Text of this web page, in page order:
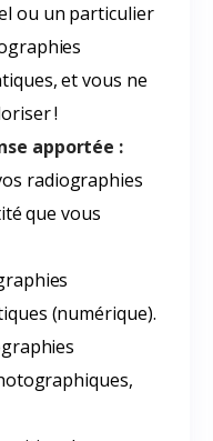
ou un particulier
et vous ne
!
apportée :
radiographies
que vous
(numérique).